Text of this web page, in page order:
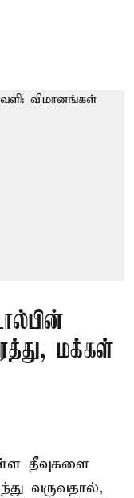
மக்கள்
தீவுகளை
வருவதால்,